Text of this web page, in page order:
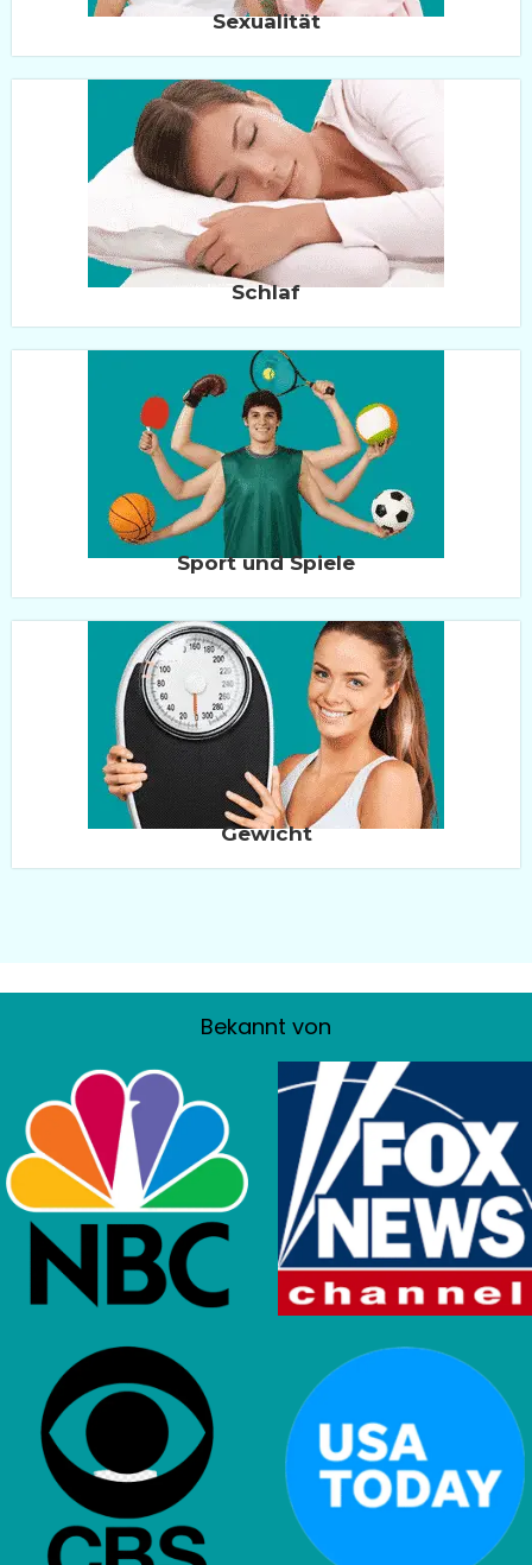
Sexualität
Schlaf
Sport und Spiele
Gewicht
Bekannt von